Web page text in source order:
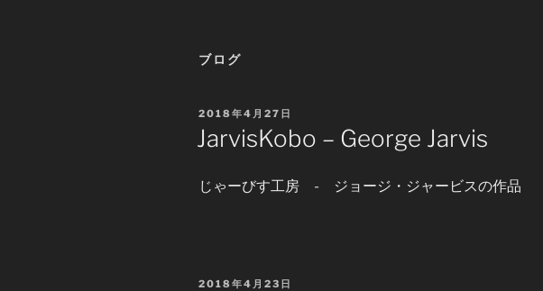
ブログ
POSTED
ON
2018年4月27日
JarvisKobo – George Jarvis
じゃーびす工房 - ジョージ・ジャービスの作品
POSTED
2018年4月23日